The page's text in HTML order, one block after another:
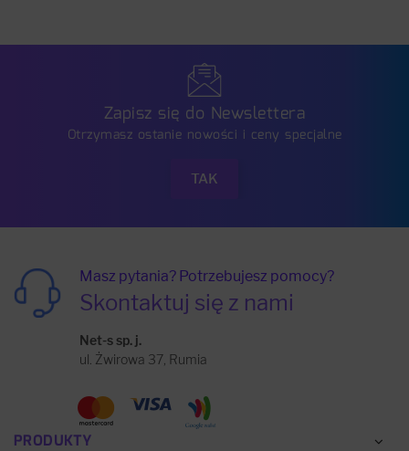
Zapisz się do Newslettera
Otrzymasz ostanie nowości i ceny specjalne
Masz pytania? Potrzebujesz pomocy?
Skontaktuj się z nami
Net-s sp. j.
ul. Żwirowa 37, Rumia
PRODUKTY